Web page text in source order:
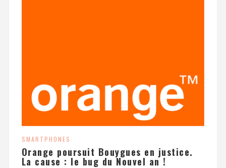
SMARTPHONES
Orange poursuit Bouygues en justice.
La cause : le bug du Nouvel an !